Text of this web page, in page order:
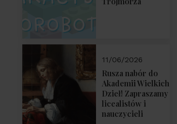
11/06/2026
Rusza nabór do
Akademii Wielkich
Dzieł! Zapraszamy
licealistów i
nauczycieli